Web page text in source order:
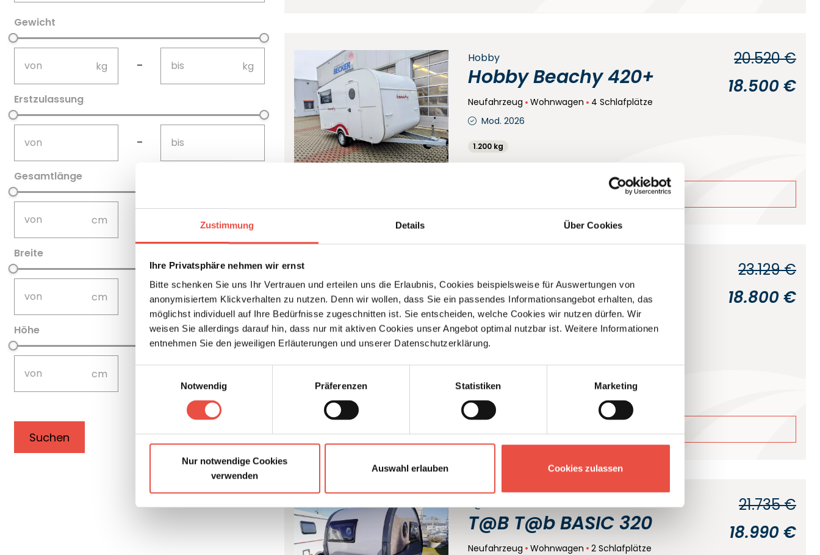
Zustimmung Details Über Cookies
Ihre Privatsphäre nehmen wir ernst
Bitte schenken Sie uns Ihr Vertrauen und erteilen uns die Erlaubnis, Cookies beispielsweise für Auswertungen von
anonymisiertem Klickverhalten zu nutzen. Denn wir wollen, dass Sie ein passendes Informationsangebot erhalten, das
möglichst individuell auf Ihre Bedürfnisse zugeschnitten ist. Sie entscheiden, welche Cookies wir nutzen dürfen. Wir
weisen Sie allerdings darauf hin, dass nur mit aktiven Cookies unser Angebot optimal nutzbar ist. Weitere Informationen
entnehmen Sie den jeweiligen Erläuterungen und unserer Datenschutzerklärung.
Notwendig
Präferenzen Statistiken Marketing
Nur notwendige Cookies
verwenden
Auswahl erlauben Cookies zulassen
Gewicht
–
Erstzulassung
–
Gesamtlänge
not-visible
Breite
not-visible
Höhe
not-visible
cwaDimensionsHeight-Input-Sorting
Filter zurücksetzen
Hobby
Hobby Beachy 420+
Neufahrzeug Wohnwagen 4 Schlafplätze
18.500 €
20.520 €
Mod. 2026
1.200 kg
Bürstner Premio Life
430 TS
Gebrauchtfahrzeug Wohnwagen
Doppel-/franz. Bett
18.800 €
23.129 €
Pakete 1 + 2 Fahrradhalter Markise
T@B
T@B T@b BASIC 320
Neufahrzeug Wohnwagen 2 Schlafplätze
18.990 €
21.735 €